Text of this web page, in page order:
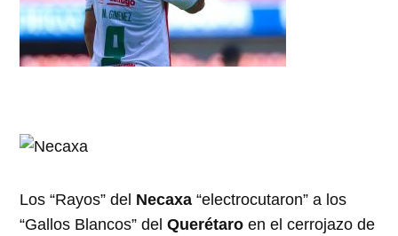
Los “Rayos” del Necaxa “electrocutaron” a los
“Gallos Blancos” delQuerétaro en el cerrojazo de